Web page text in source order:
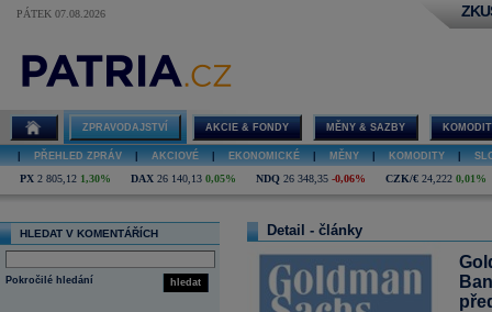
PÁTEK 07.08.2026
ZPRAVODAJSTVÍ AKCIE & FONDY MĚNY & SAZBY
PŘEHLED ZPRÁV AKCIOVÉ EKONOMICKÉ MĚNY KOMODITY
PX 2 805,12 1,30% DAX 26 140,13 0,05% NDQ 26 348,35 -0,06% CZK/€ 24,222 0,01%
HLEDAT V KOMENTÁŘÍCH
hledat
Pokročilé hledání
Detail - články